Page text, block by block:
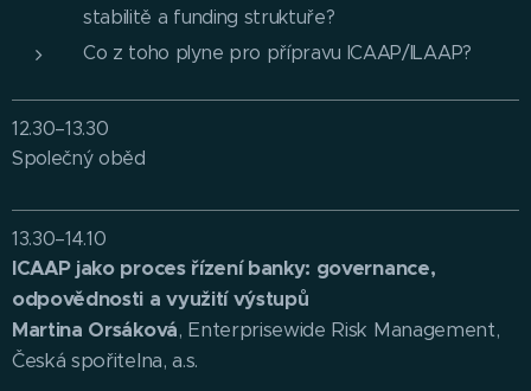
stabilitě a funding struktuře?
Co z toho plyne pro přípravu ICAAP/ILAAP?
12.30–13.30
Společný oběd
13.30–14.10
ICAAP jako proces řízení banky: governance,
odpovědnosti a využití výstupů
Martina Orsáková, Enterprisewide Risk Management,
Česká spořitelna, a.s.